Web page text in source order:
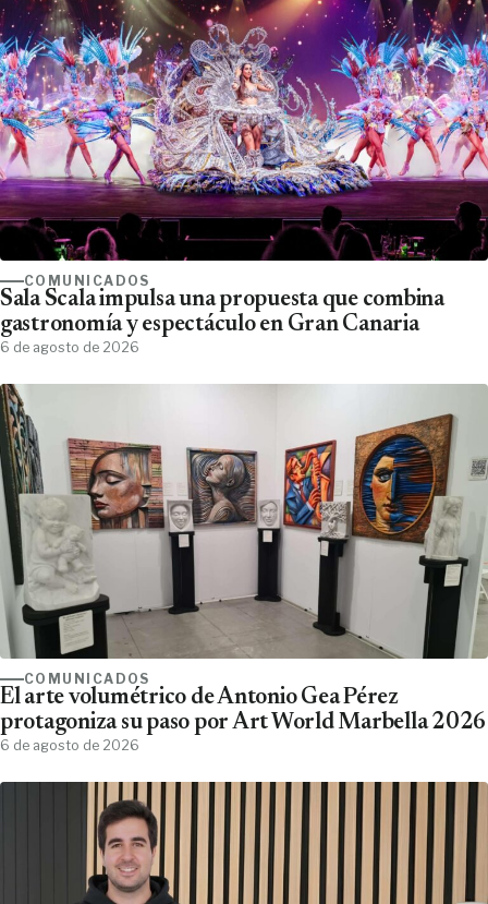
COMUNICADOS
Sala Scala impulsa una propuesta que combina
gastronomía y espectáculo en Gran Canaria
6 de agosto de 2026
COMUNICADOS
El arte volumétrico de Antonio Gea Pérez
protagoniza su paso por Art World Marbella 2026
6 de agosto de 2026